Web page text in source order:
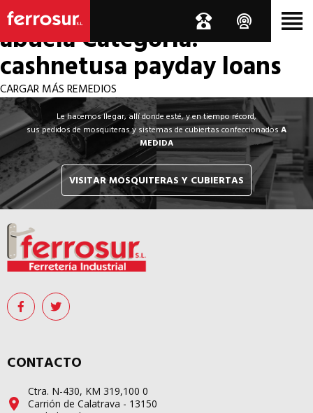
Los por si acaso de la
abuelaCategoría:
cashnetusa payday loans
CARGAR MÁS REMEDIOS
Le hacemos llegar, allí donde esté, y en tiempo récord,
sus pedidos de mosquiteras y sistemas de cubiertas confeccionadosA
MEDIDA
VISITAR MOSQUITERAS Y CUBIERTAS
CONTACTO
Ctra. N-430, KM 319,100 0
Carrión de Calatrava - 13150